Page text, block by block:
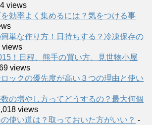
views
効率よく集めるには？気をつける事
単な作り方！日持ちする？冷凍保存の
views
！日程、熊手の買い方、見世物小屋
views
ックの優先度が高い３つの理由と使い
の増やし方ってどうするの？最大何個
views
使い道は？取っておいた方がいい？ -